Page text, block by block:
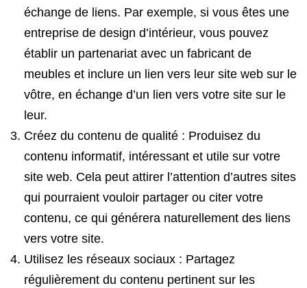
échange de liens. Par exemple, si vous êtes une
entreprise de design d’intérieur, vous pouvez
établir un partenariat avec un fabricant de
meubles et inclure un lien vers leur site web sur le
vôtre, en échange d’un lien vers votre site sur le
leur.
Créez du contenu de qualité : Produisez du
contenu informatif, intéressant et utile sur votre
site web. Cela peut attirer l’attention d’autres sites
qui pourraient vouloir partager ou citer votre
contenu, ce qui générera naturellement des liens
vers votre site.
Utilisez les réseaux sociaux : Partagez
régulièrement du contenu pertinent sur les